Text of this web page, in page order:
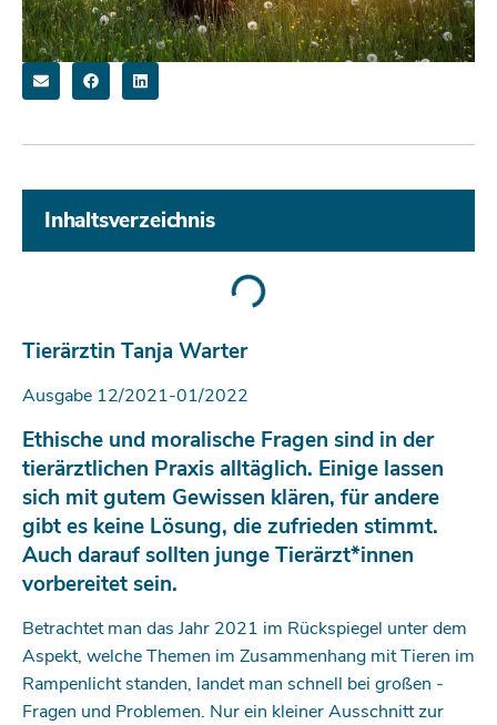
Inhaltsverzeichnis
Tierärztin Tanja Warter
Ausgabe 12/2021-01/2022
Ethische und moralische Fragen sind in der
tierärztlichen Praxis alltäglich. Einige lassen
sich mit gutem Gewissen klären, für andere
gibt es keine Lösung, die zufrieden stimmt.
Auch darauf sollten junge Tierärzt*innen
vorbereitet sein.
Betrachtet man das Jahr 2021 im Rückspiegel unter dem
Aspekt, welche Themen im Zusammenhang mit Tieren im
Rampenlicht standen, landet man schnell bei großen ­
Fragen und Problemen. Nur ein kleiner Ausschnitt zur